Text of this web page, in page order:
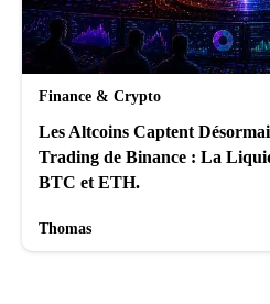
Finance & Crypto
Les Altcoins Captent
Trading de Binance : La
BTC et ETH.
Thomas